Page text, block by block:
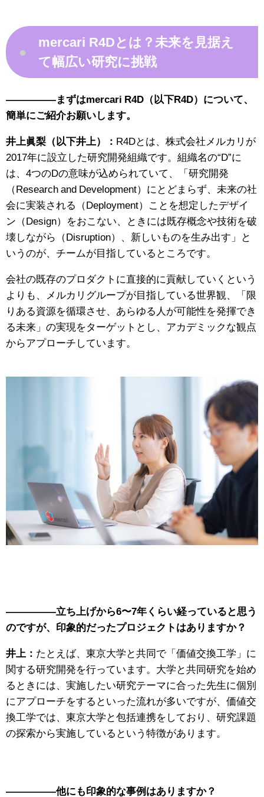
●
mercari R4Dとは？未来を見据え
て幅広い研究に挑戦
—————まずはmercari R4D（以下R4D）について、
簡単にご紹介お願いします。
井上眞梨（以下井上）： R4Dとは、株式会社メルカリが
2017年に設立した研究開発組織です。組織名の“D”に
は、4つのDの意味が込められていて、「研究開発
（Research and Development）にとどまらず、未来の社
会に実装される（Deployment）ことを想定したデザイ
ン（Design）をおこない、ときには既存概念や技術を破
壊しながら（Disruption）、新しいものを生み出す」と
いうのが、チームが目指しているところです。
会社の既存のプロダクトに直接的に貢献していくという
よりも、メルカリグループが目指している世界観、「限
りある資源を循環させ、あらゆる人が可能性を発揮でき
る未来」の実現をターゲットとし、アカデミックな観点
からアプローチしています。
—————立ち上げから6〜7年くらい経っていると思う
のですが、印象的だったプロジェクトはありますか？
井上： たとえば、東京大学と共同で「価値交換工学」に
関する研究開発を行っています。大学と共同研究を始め
るときには、実施したい研究テーマに合った先生に個別
にアプローチをするといった流れが多いですが、価値交
換工学では、東京大学と包括連携をしており、研究課題
の探索から実施しているという特徴があります。
—————他にも印象的な事例はありますか？